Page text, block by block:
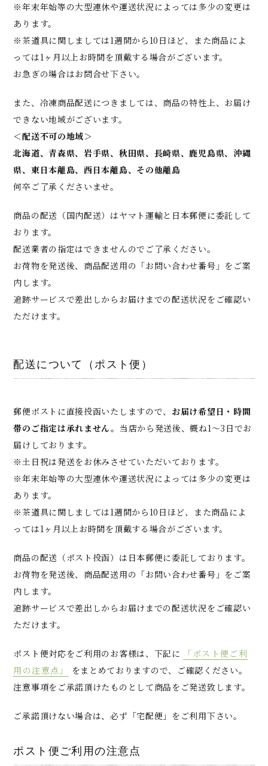
※年末年始等の大型連休や運送状況によっては多少の変更は
あります。
※茶道具に関しましては1週間から10日ほど、また商品によ
っては1ヶ月以上お時間を頂戴する場合がございます。
お急ぎの場合はお問合せ下さい。
また、冷凍商品配送につきましては、商品の特性上、お届け
できない地域がございます。
＜配送不可の地域＞
北海道、青森県、岩手県、秋田県、長崎県、鹿児島県、沖縄
県、東日本離島、西日本離島、その他離島
何卒ご了承くださいませ。
商品の配送（国内配送）はヤマト運輸と日本郵便に委託して
おります。
配送業者の指定はできませんのでご了承ください。
お荷物を発送後、商品配送用の「お問い合わせ番号」をご案
内します。
追跡サービスで差出しからお届けまでの配送状況をご確認い
ただけます。
配送について（ポスト便）
郵便ポストに直接投函いたしますので、 お届け希望日・時間
帯のご指定は承れません。 当店から発送後、概ね1～3日でお
届けしております。
※土日祝は発送をお休みさせていただいております。
※年末年始等の大型連休や運送状況によっては多少の変更は
あります。
※茶道具に関しましては1週間から10日ほど、また商品によ
っては1ヶ月以上お時間を頂戴する場合がございます。
商品の配送（ポスト投函）は日本郵便に委託しております。
お荷物を発送後、商品配送用の「お問い合わせ番号」をご案
内します。
追跡サービスで差出しからお届けまでの配送状況をご確認い
ただけます。
ポスト便対応をご利用のお客様は、下記に
「ポスト便ご利
用の注意点」
をまとめておりますので、ご確認ください。
注意事項をご承諾頂けたものとして商品をご発送致します。
ご承諾頂けない場合は、必ず「宅配便」をご利用下さい。
ポスト便ご利用の注意点